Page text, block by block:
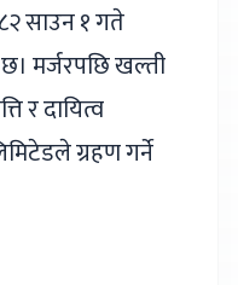
साउन १ गते
मर्जरपछि खल्ती
र दायित्व
ग्रहण गर्ने